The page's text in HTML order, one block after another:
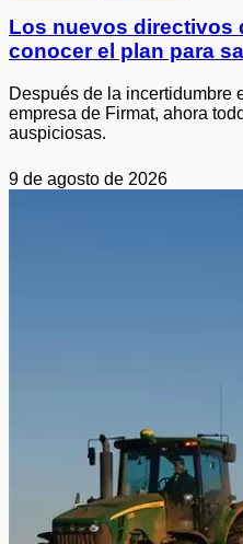
Los nuevos directivos
conocer el plan para
Después de la incertidumbre
empresa de Firmat, ahora
auspiciosas.
9 de agosto de 2026